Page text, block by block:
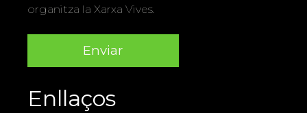
organitza la Xarxa Vives.
Enllaços